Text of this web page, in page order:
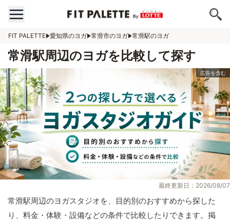
FIT PALETTE 愛知県のヨガ 常滑市のヨガ 常滑駅のヨガ
常滑駅周辺のヨガを比較して探す
最終更新日：2026/08/07
常滑駅周辺のヨガスタジオを、目的別のおすすめから探した
り、料金・体験・設備などの条件で比較したりできます。掲